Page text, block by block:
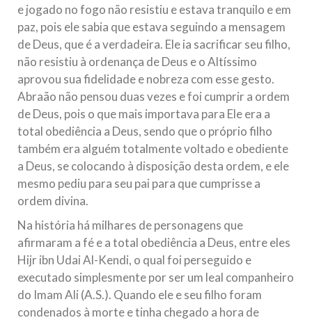
e jogado no fogo não resistiu e estava tranquilo e em
paz, pois ele sabia que estava seguindo a mensagem
de Deus, que é a verdadeira. Ele ia sacrificar seu filho,
não resistiu à ordenança de Deus e o Altíssimo
aprovou sua fidelidade e nobreza com esse gesto.
Abraão não pensou duas vezes e foi cumprir a ordem
de Deus, pois o que mais importava para Ele era a
total obediência a Deus, sendo que o próprio filho
também era alguém totalmente voltado e obediente
a Deus, se colocando à disposição desta ordem, e ele
mesmo pediu para seu pai para que cumprisse a
ordem divina.
Na história há milhares de personagens que
afirmaram a fé e a total obediência a Deus, entre eles
Hijr ibn Udai Al-Kendi, o qual foi perseguido e
executado simplesmente por ser um leal companheiro
do Imam Ali (A.S.). Quando ele e seu filho foram
condenados à morte e tinha chegado a hora de